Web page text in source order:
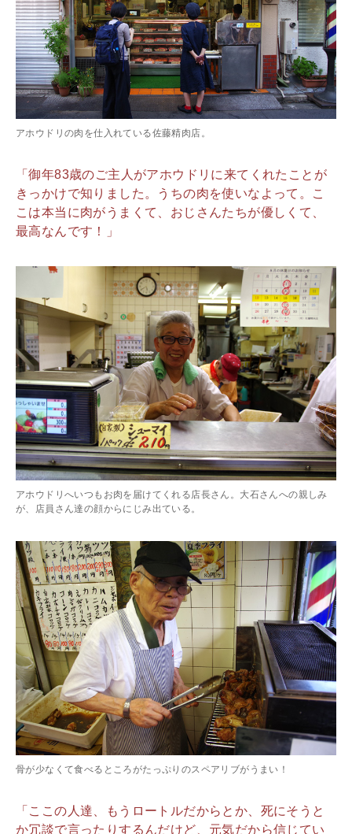
アホウドリの肉を仕入れている佐藤精肉店。
「御年83歳のご主人がアホウドリに来てくれたことが
きっかけで知りました。うちの肉を使いなよって。こ
こは本当に肉がうまくて、おじさんたちが優しくて、
最高なんです！」
アホウドリへいつもお肉を届けてくれる店長さん。大石さんへの親しみ
が、店員さん達の顔からにじみ出ている。
骨が少なくて食べるところがたっぷりのスペアリブがうまい！
「ここの人達、もうロートルだからとか、死にそうと
か冗談で言ったりするんだけど、元気だから信じてい